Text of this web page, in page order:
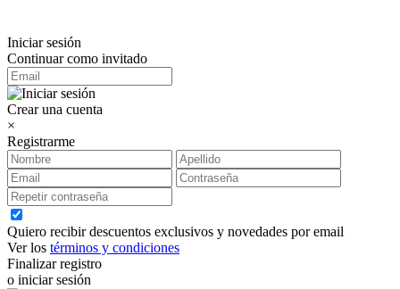
Iniciar sesión
Continuar como invitado
Crear una cuenta
×
Registrarme
Quiero recibir descuentos exclusivos y novedades por email
Ver los términos y condiciones
Finalizar registro
o iniciar sesión